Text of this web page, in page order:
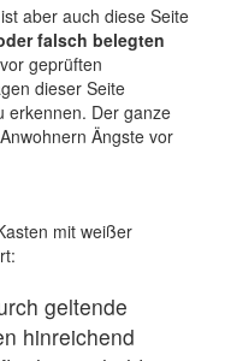
aber auch diese Seite
falsch belegten
geprüften
dieser Seite
erkennen. Der ganze
Ängste vor
mit weißer
geltende
hinreichend